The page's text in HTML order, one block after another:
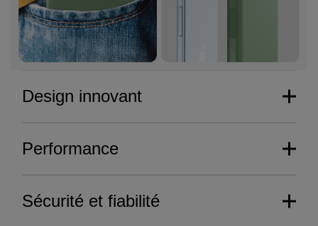
Design innovant
Performance
Sécurité et fiabilité